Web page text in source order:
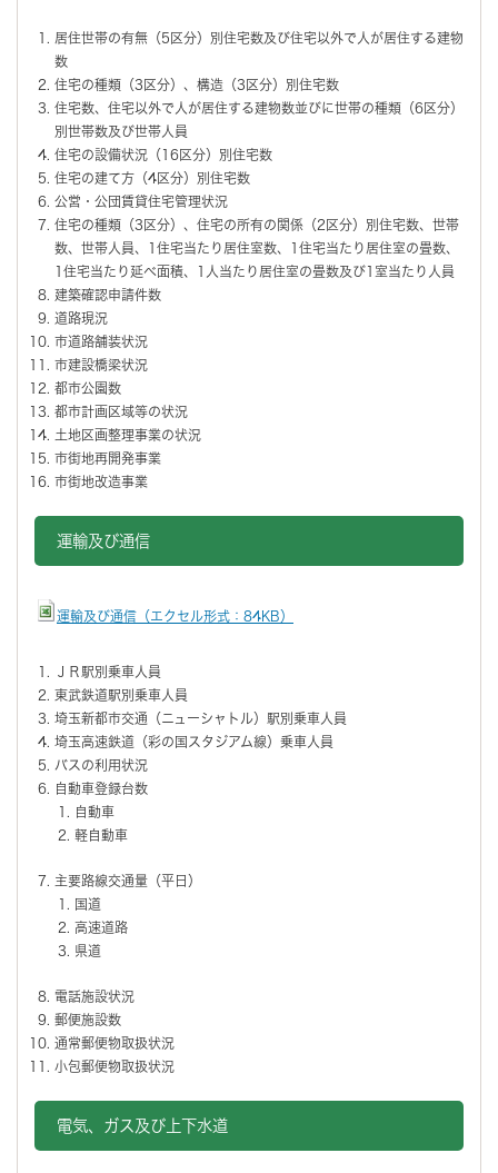
居住世帯の有無（5区分）別住宅数及び住宅以外で人が居住する建物
数
住宅の種類（3区分）、構造（3区分）別住宅数
住宅数、住宅以外で人が居住する建物数並びに世帯の種類（6区分）
別世帯数及び世帯人員
住宅の設備状況（16区分）別住宅数
住宅の建て方（4区分）別住宅数
公営・公団賃貸住宅管理状況
住宅の種類（3区分）、住宅の所有の関係（2区分）別住宅数、世帯
数、世帯人員、1住宅当たり居住室数、1住宅当たり居住室の畳数、
1住宅当たり延べ面積、1人当たり居住室の畳数及び1室当たり人員
建築確認申請件数
道路現況
市道路舗装状況
市建設橋梁状況
都市公園数
都市計画区域等の状況
土地区画整理事業の状況
市街地再開発事業
市街地改造事業
運輸及び通信
運輸及び通信（エクセル形式：84KB）
ＪＲ駅別乗車人員
東武鉄道駅別乗車人員
埼玉新都市交通（ニューシャトル）駅別乗車人員
埼玉高速鉄道（彩の国スタジアム線）乗車人員
バスの利用状況
自動車登録台数
自動車
軽自動車
主要路線交通量（平日）
国道
高速道路
県道
電話施設状況
郵便施設数
通常郵便物取扱状況
小包郵便物取扱状況
電気、ガス及び上下水道